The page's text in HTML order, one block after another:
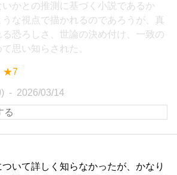
いかとの推測に基づく小説であるか
うな視点で描かれるのであろうが、真
る恐ろしさ、世論の決め付け、一致の
思い知らされた。
★7
2026/03/14
ついて詳しく知らなかったが、かなり